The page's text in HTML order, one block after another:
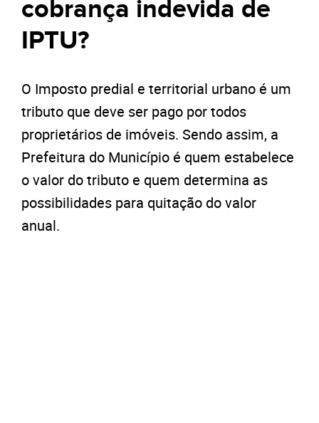
cobrança indevida de
IPTU?
O Imposto predial e territorial urbano é um
tributo que deve ser pago por todos
proprietários de imóveis. Sendo assim, a
Prefeitura do Município é quem estabelece
o valor do tributo e quem determina as
possibilidades para quitação do valor
anual.